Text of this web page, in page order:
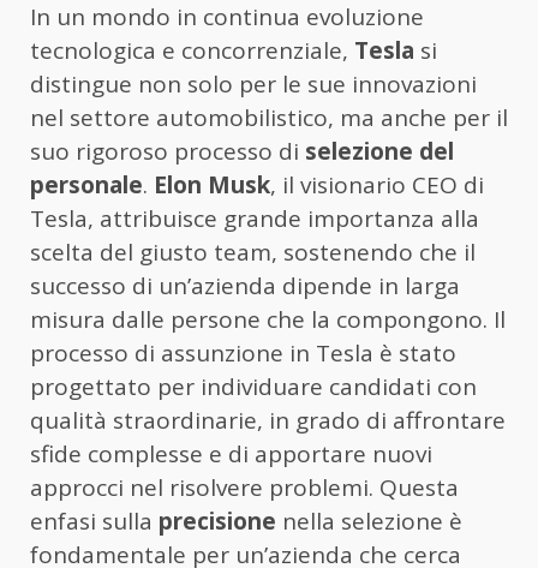
In un mondo in continua evoluzione
tecnologica e concorrenziale, Tesla si
distingue non solo per le sue innovazioni
nel settore automobilistico, ma anche per il
suo rigoroso processo di selezione del
personale. Elon Musk, il visionario CEO di
Tesla, attribuisce grande importanza alla
scelta del giusto team, sostenendo che il
successo di un’azienda dipende in larga
misura dalle persone che la compongono. Il
processo di assunzione in Tesla è stato
progettato per individuare candidati con
qualità straordinarie, in grado di affrontare
sfide complesse e di apportare nuovi
approcci nel risolvere problemi. Questa
enfasi sulla precisione nella selezione è
fondamentale per un’azienda che cerca